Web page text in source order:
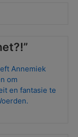
Annemiek
om
en fantasie te